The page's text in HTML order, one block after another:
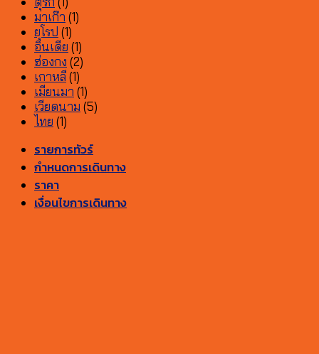
มาเก๊า (1)
ยุโรป (1)
อินเดีย (1)
ฮ่องกง (2)
เกาหลี(1)
เมียนมา (1)
เวียดนาม (5)
ไทย (1)
รายการทัวร์
กำหนดการเดินทาง
ราคา
เงื่อนไขการเดินทาง